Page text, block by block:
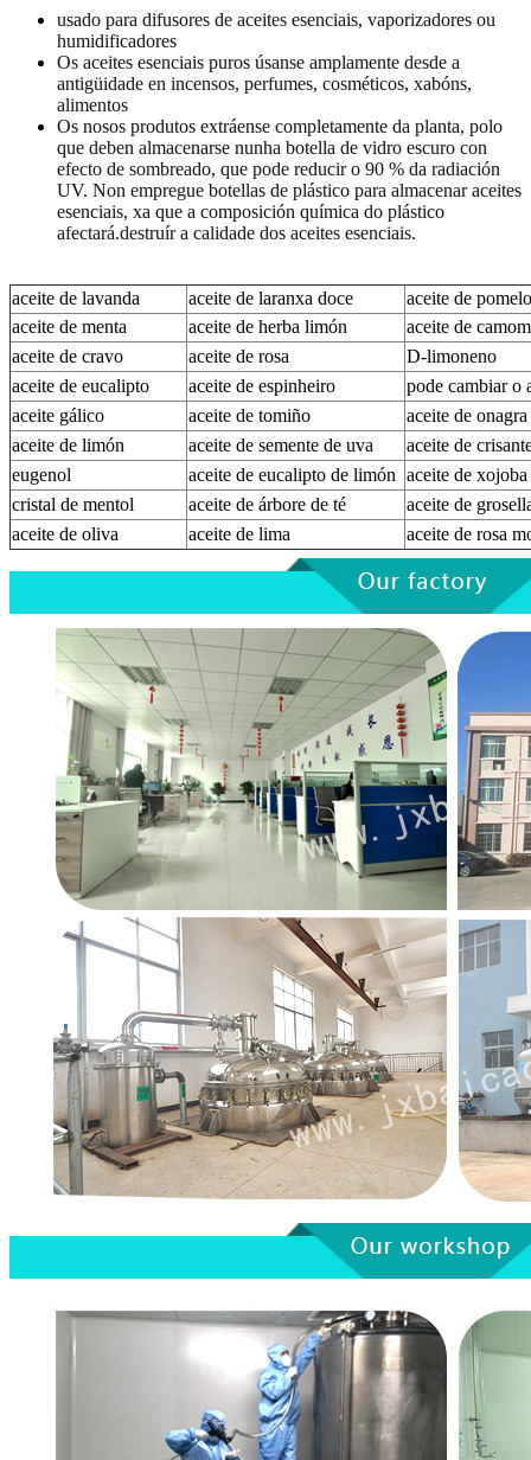
usado para difusores de aceites esenciais, vaporizadores ou
humidificadores
Os aceites esenciais puros úsanse amplamente desde a
antigüidade en incensos, perfumes, cosméticos, xabóns,
alimentos
Os nosos produtos extráense completamente da planta, polo
que deben almacenarse nunha botella de vidro escuro con
efecto de sombreado, que pode reducir o 90 % da radiación
UV. Non empregue botellas de plástico para almacenar aceites
esenciais, xa que a composición química do plástico
afectará.destruír a calidade dos aceites esenciais.
aceite de lavanda aceite de laranxa doce
aceite de pomelo
aceite de menta
aceite de herba limón
aceite de
aceite de cravo
aceite de rosa
D-limoneno
aceite de eucalipto
aceite de espinheiro
pode cambiar o
aceite gálico
aceite de tomiño
aceite de onagra
aceite de limón
aceite de semente de uva
aceite de
eugenol
aceite de eucalipto de limón aceite de xojoba
cristal de mentol
aceite de árbore de té
aceite de
aceite de oliva
aceite de lima aceite de rosa